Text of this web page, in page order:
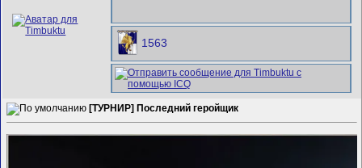
1563
[ТУРНИР] Последний геройщик